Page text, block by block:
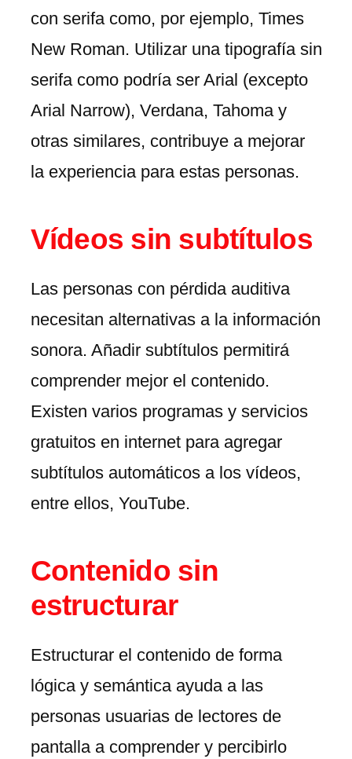
con serifa como, por ejemplo, Times
New Roman. Utilizar una tipografía sin
serifa como podría ser Arial (excepto
Arial Narrow), Verdana, Tahoma y
otras similares, contribuye a mejorar
la experiencia para estas personas.
Vídeos sin subtítulos
Las personas con pérdida auditiva
necesitan alternativas a la información
sonora. Añadir subtítulos permitirá
comprender mejor el contenido.
Existen varios programas y servicios
gratuitos en internet para agregar
subtítulos automáticos a los vídeos,
entre ellos, YouTube.
Contenido sin
estructurar
Estructurar el contenido de forma
lógica y semántica ayuda a las
personas usuarias de lectores de
pantalla a comprender y percibirlo